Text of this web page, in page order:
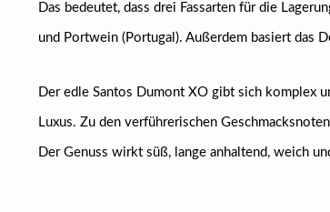
Das bedeutet, dass drei Fassarten für die
und Portwein (Portugal). Außerdem basiert das
Der edle Santos Dumont XO gibt sich komplex
Luxus. Zu den verführerischen
Der Genuss wirkt süß, lange anhaltend, weich